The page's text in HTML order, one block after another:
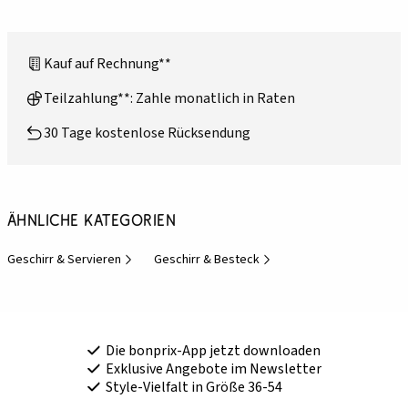
Kauf auf Rechnung**
Teilzahlung**: Zahle monatlich in Raten
30 Tage kostenlose Rücksendung
Ähnliche Kategorien
Geschirr & Servieren Geschirr & Besteck
Die bonprix-App jetzt downloaden
Exklusive Angebote im Newsletter
Style-Vielfalt in Größe 36-54